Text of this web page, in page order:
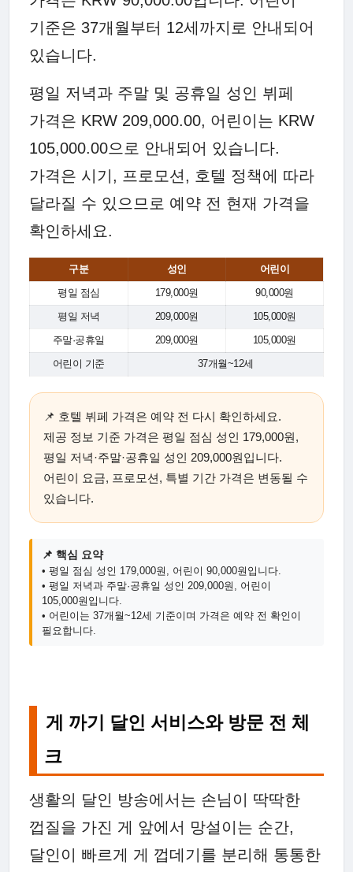
기준은 37개월부터 12세까지로 안내되어
있습니다.
평일 저녁과 주말 및 공휴일 성인 뷔페
가격은 KRW 209,000.00, 어린이는 KRW
105,000.00으로 안내되어 있습니다.
가격은 시기, 프로모션, 호텔 정책에 따라
달라질 수 있으므로 예약 전 현재 가격을
확인하세요.
구분 성인 어린이
평일 점심 179,000원 90,000원
평일 저녁 209,000원 105,000원
주말·공휴일 209,000원 105,000원
어린이 기준 37개월~12세
📌 호텔 뷔페 가격은 예약 전 다시 확인하세요.
제공 정보 기준 가격은 평일 점심 성인 179,000원,
평일 저녁·주말·공휴일 성인 209,000원입니다.
어린이 요금, 프로모션, 특별 기간 가격은 변동될 수
있습니다.
📌 핵심 요약
• 평일 점심 성인 179,000원, 어린이 90,000원입니다.
• 평일 저녁과 주말·공휴일 성인 209,000원, 어린이
105,000원입니다.
• 어린이는 37개월~12세 기준이며 가격은 예약 전 확인이
필요합니다.
게 까기 달인 서비스와 방문 전 체
크
생활의 달인 방송에서는 손님이 딱딱한
껍질을 가진 게 앞에서 망설이는 순간,
달인이 빠르게 게 껍데기를 분리해 통통한